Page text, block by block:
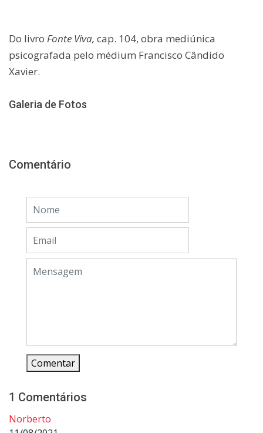
Do livro Fonte Viva, cap. 104, obra mediúnica
psicografada pelo médium Francisco Cândido
Xavier.
Galeria de Fotos
Comentário
Comentar
1 Comentários
Norberto